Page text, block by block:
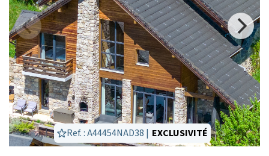
Ref. : A44454NAD38 | EXCLUSIVITÉ